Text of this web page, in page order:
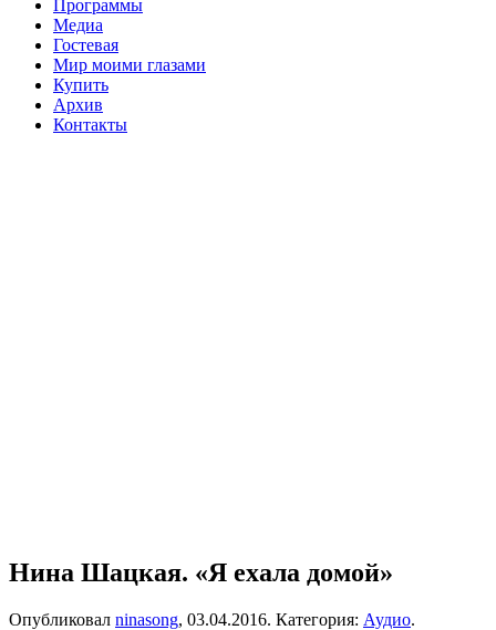
Программы
Медиа
Гостевая
Мир моими глазами
Купить
Архив
Контакты
Нина Шацкая. «Я ехала домой»
Опубликовал ninasong, 03.04.2016. Категория: Аудио.